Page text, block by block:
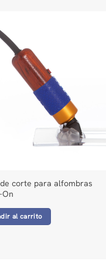
corte para alfombras
al carrito